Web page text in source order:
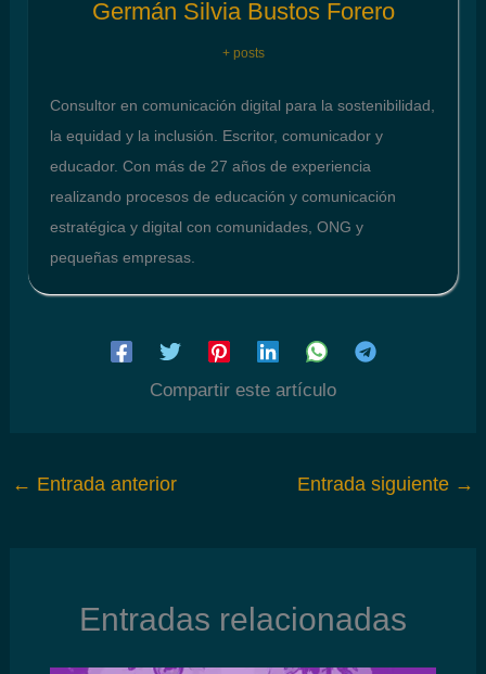
Germán Silvia Bustos Forero
+ posts
Consultor en comunicación digital para la sostenibilidad,
la equidad y la inclusión. Escritor, comunicador y
educador. Con más de 27 años de experiencia
realizando procesos de educación y comunicación
estratégica y digital con comunidades, ONG y
pequeñas empresas.
Compartir este artículo
← Entrada anterior Entrada siguiente →
Entradas relacionadas